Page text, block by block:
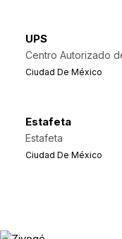
UPS
Centro Autorizado
Ciudad De México
Estafeta
Estafeta
Ciudad De México